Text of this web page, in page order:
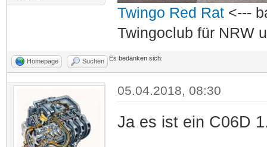
Twingo Red Rat<---
Twingoclub für NRW
Homepage Suchen Es bedanken sich:
05.04.2018, 08:30
Ja es ist ein C06D